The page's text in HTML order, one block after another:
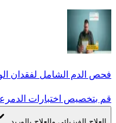
فحص الدم الشامل لفقدان
قم بتخصيص اختبارات الدم